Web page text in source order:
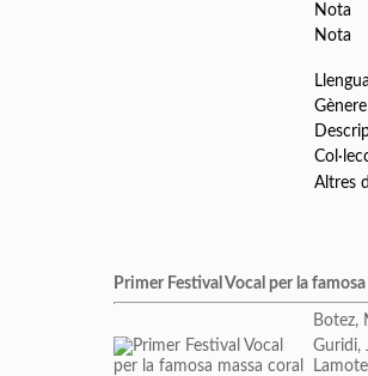
Nota
Nota
Gènere
Altres
Primer Festival Vocal per la
Botez,
Guridi,